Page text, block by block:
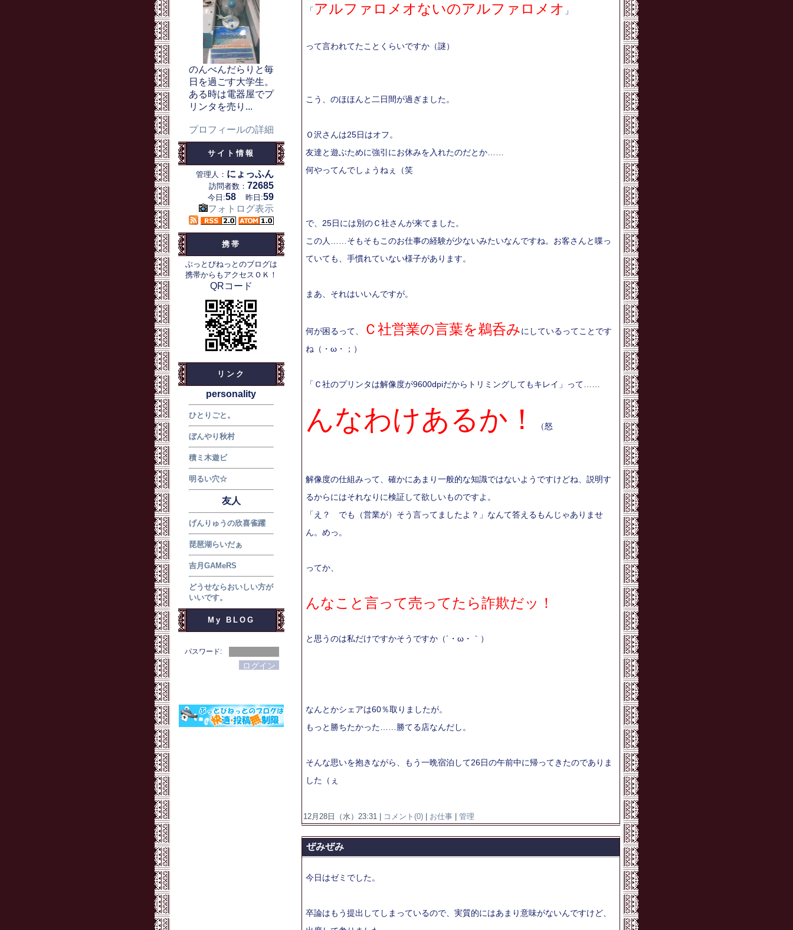
のんべんだらりと毎
日を過ごす大学生。
ある時は電器屋でプ
リンタを売り...
プロフィールの詳細
サイト情報
管理人： にょっふん
訪問者数： 72685
今日:58 昨日:59
フォトログ表示
携帯
ぶっとびねっとのブログは
携帯からもアクセスＯＫ！
QRコード
リンク
personality
ひとりごと。
ぼんやり秋村
積ミ木遊ビ
明るい穴☆
友人
げんりゅうの欣喜雀躍
琵琶湖らいだぁ
吉月GAMeRS
どうせならおいしい方が
いいです。
My BLOG
パスワード:
「 アルファロメオないのアルファロメオ 」
って言われてたことくらいですか（謎）
こう、のほほんと二日間が過ぎました。
Ｏ沢さんは25日はオフ。
友達と遊ぶために強引にお休みを入れたのだとか……
何やってんでしょうねぇ（笑
で、25日には別のＣ社さんが来てました。
この人……そもそもこのお仕事の経験が少ないみたいなんですね。お客さんと喋っ
ていても、手慣れていない様子があります。
まあ、それはいいんですが。
何が困るって、 Ｃ社営業の言葉を鵜呑みにしているってことです
ね（・ω・；）
「Ｃ社のプリンタは解像度が9600dpiだからトリミングしてもキレイ」って……
んなわけあるか！ （怒
解像度の仕組みって、確かにあまり一般的な知識ではないようですけどね、説明す
るからにはそれなりに検証して欲しいものですよ。
「え？ でも（営業が）そう言ってましたよ？」なんて答えるもんじゃありませ
ん。めっ。
ってか、
んなこと言って売ってたら詐欺だッ！
と思うのは私だけですかそうですか（´・ω・｀）
なんとかシェアは60％取りましたが。
もっと勝ちたかった……勝てる店なんだし。
そんな思いを抱きながら、もう一晩宿泊して26日の午前中に帰ってきたのでありま
した（ぇ
12月28日（水）23:31 | コメント(0) お仕事 管理
ぜみぜみ
今日はゼミでした。
卒論はもう提出してしまっているので、実質的にはあまり意味がないんですけど、